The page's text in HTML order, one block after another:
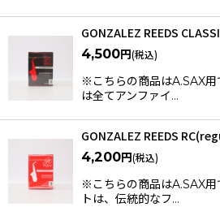
GONZALEZ REEDS
4,500円(税込)
※こちらの商品はA.SAX用
は全てアンファイ…
GONZALEZ REEDS
4,200円(税込)
※こちらの商品はA.SAX用
トは、伝統的なフ…